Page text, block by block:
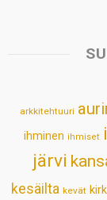
p
arkkitehtuuri
ihminen ihmiset
järvi
kesäilta kevät